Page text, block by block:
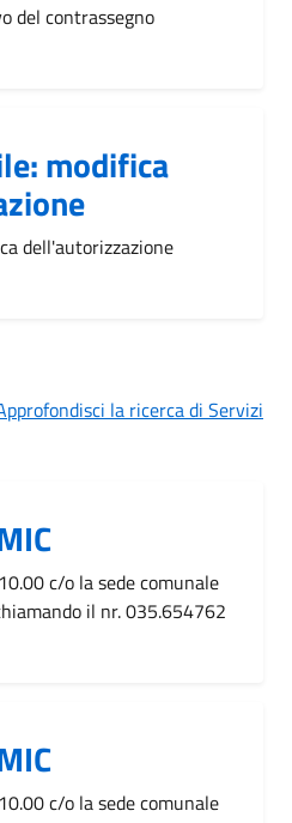
del contrassegno
modifica
dell'autorizzazione
la ricerca di Servizi
c/o la sede comunale
il nr. 035.654762
c/o la sede comunale